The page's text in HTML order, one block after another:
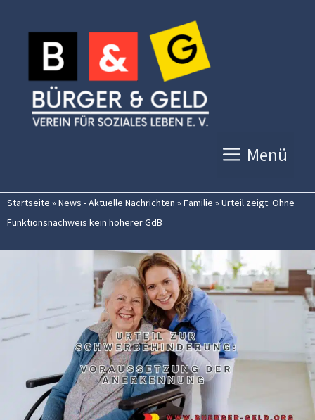
Inhalt
springen
Menü
Startseite » News - Aktuelle Nachrichten » Familie » Urteil zeigt: Ohne
Funktionsnachweis kein höherer GdB